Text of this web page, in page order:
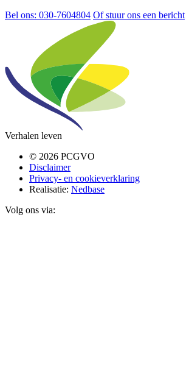
Bel ons: 030-7604804 Of stuur ons een bericht
Verhalen leven
© 2026 PCGVO
Disclaimer
Privacy- en cookieverklaring
Realisatie: Nedbase
Volg ons via: